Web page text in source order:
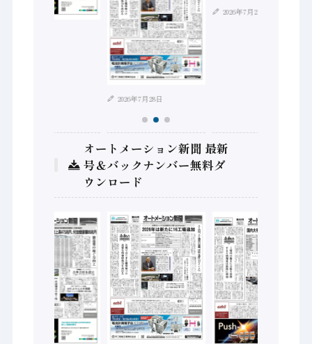
2026年7月28日
2026年7月21日
オートメーション新聞 最新
号＆バックナンバー無料ダ
ウンロード